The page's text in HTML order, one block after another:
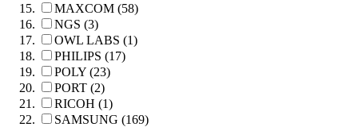
MAXCOM (58)
NGS (3)
OWL LABS (1)
PHILIPS (17)
POLY (23)
PORT (2)
RICOH (1)
SAMSUNG (169)